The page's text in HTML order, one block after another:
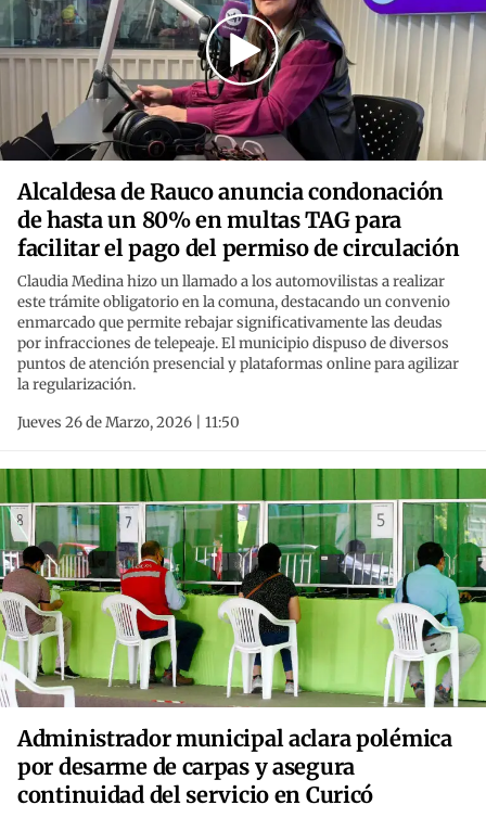
Alcaldesa de Rauco anuncia condonación
de hasta un 80% en multas TAG para
facilitar el pago del permiso de circulación
Claudia Medina hizo un llamado a los automovilistas a realizar
este trámite obligatorio en la comuna, destacando un convenio
enmarcado que permite rebajar significativamente las deudas
por infracciones de telepeaje. El municipio dispuso de diversos
puntos de atención presencial y plataformas online para agilizar
la regularización.
Jueves 26 de Marzo, 2026 | 11:50
Administrador municipal aclara polémica
por desarme de carpas y asegura
continuidad del servicio en Curicó